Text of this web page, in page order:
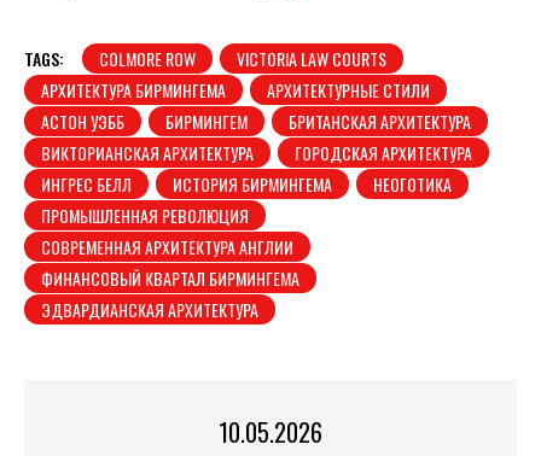
TAGS: COLMORE ROW
VICTORIA LAW COURTS
АРХИТЕКТУРА БИРМИНГЕМА
АРХИТЕКТУРНЫЕ СТИЛИ
АСТОН УЭББ
БИРМИНГЕМ
БРИТАНСКАЯ АРХИТЕКТУРА
ВИКТОРИАНСКАЯ АРХИТЕКТУРА
ГОРОДСКАЯ АРХИТЕКТУРА
ИНГРЕС БЕЛЛ
ИСТОРИЯ БИРМИНГЕМА
НЕОГОТИКА
ПРОМЫШЛЕННАЯ РЕВОЛЮЦИЯ
СОВРЕМЕННАЯ АРХИТЕКТУРА АНГЛИИ
ФИНАНСОВЫЙ КВАРТАЛ БИРМИНГЕМА
ЭДВАРДИАНСКАЯ АРХИТЕКТУРА
10.05.2026